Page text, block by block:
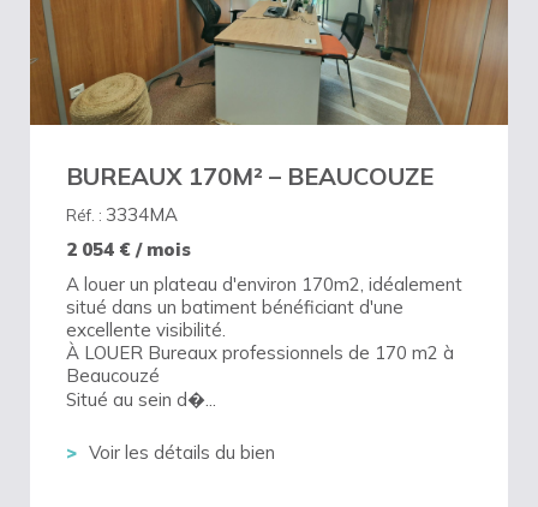
BUREAUX 170M² – BEAUCOUZE
Réf. : 3334MA
2 054 € / mois
A louer un plateau d'environ 170m2, idéalement
situé dans un batiment bénéficiant d'une
excellente visibilité.
À LOUER Bureaux professionnels de 170 m2 à
Beaucouzé
Situé au sein d�...
Voir les détails du bien